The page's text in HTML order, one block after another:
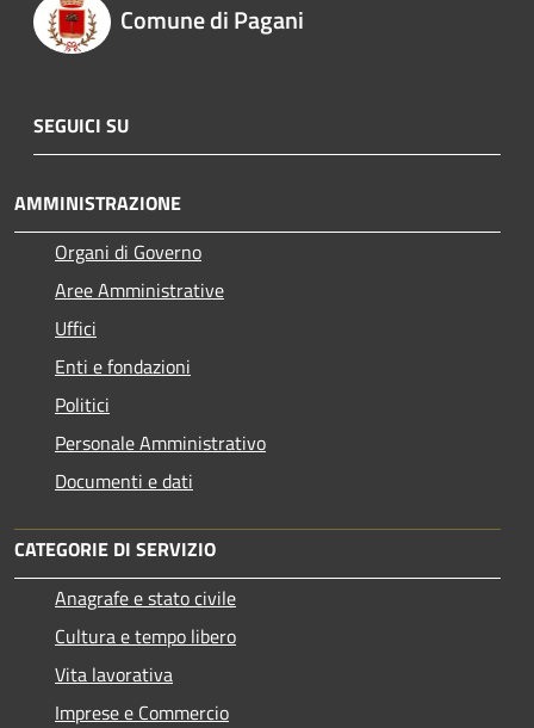
Comune di Pagani
SEGUICI SU
AMMINISTRAZIONE
Organi di Governo
Aree Amministrative
Uffici
Enti e fondazioni
Politici
Personale Amministrativo
Documenti e dati
CATEGORIE DI SERVIZIO
Anagrafe e stato civile
Cultura e tempo libero
Vita lavorativa
Imprese e Commercio